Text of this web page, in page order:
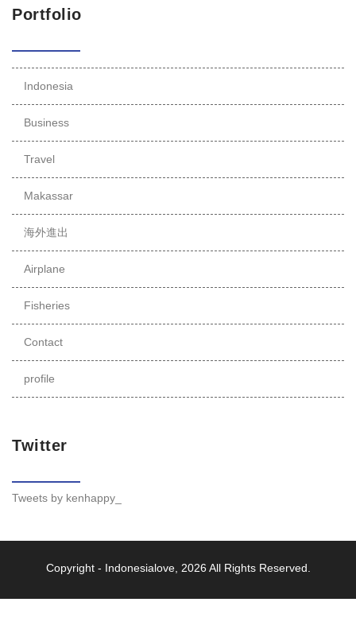
Portfolio
Indonesia
Business
Travel
Makassar
海外進出
Airplane
Fisheries
Contact
profile
Twitter
Tweets by kenhappy_
Copyright - Indonesialove, 2026 All Rights Reserved.